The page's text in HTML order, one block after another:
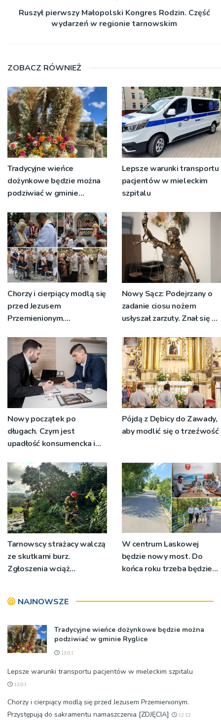
Ruszył pierwszy Małopolski Kongres Rodzin. Część
wydarzeń w regionie tarnowskim
ZOBACZ RÓWNIEŻ
Tradycyjne wieńce
dożynkowe będzie można
podziwiać w gminie
Lepsze warunki transportu
pacjentów w mieleckim
szpitalu
Chorzy i cierpiący modlą się
przed Jezusem
Przemienionym.
namaszczenia [ZDJĘCIA]
Nowy Sącz: Podejrzany o
zadanie ciosu nożem
usłyszał zarzuty. Znał się z
Nowy początek po
długach. Czym jest
upadłość konsumencka i
rozsądnym wyjściem?
Pójdą z Dębicy do Zawady,
aby modlić się o trzeźwość
Tarnowscy strażacy walczą
ze skutkami burz.
Zgłoszenia wciąż
W centrum Laskowej
będzie nowy most. Do
końca roku trzeba będzie
NAJNOWSZE
Tradycyjne wieńce dożynkowe będzie można
podziwiać w gminie Ryglice
13:01
Lepsze warunki transportu pacjentów w mieleckim szpitalu
13:01
Chorzy i cierpiący modlą się przed Jezusem Przemienionym.
Przystępują do sakramentu namaszczenia [ZDJĘCIA]
12:12